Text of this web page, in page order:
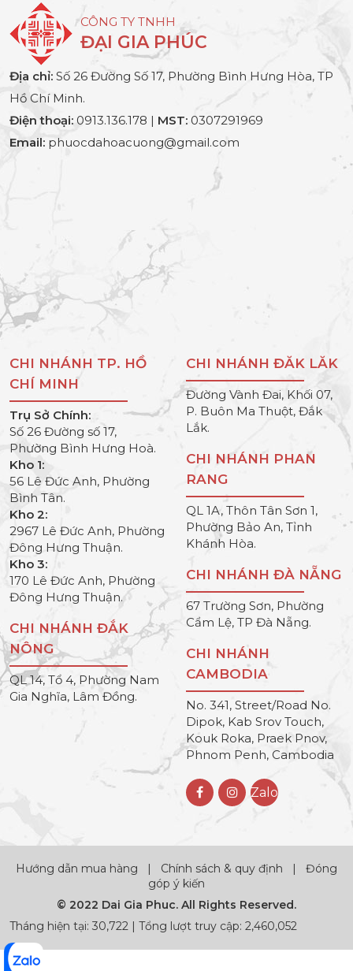
CÔNG TY TNHH
ĐẠI GIA PHÚC
Địa chỉ: Số 26 Đường Số 17, Phường Bình Hưng Hòa, TP
Hồ Chí Minh.
Điện thoại: 0913.136.178 | MST: 0307291969
Email: phuocdahoacuong@gmail.com
CHI NHÁNH TP. HỒ
CHÍ MINH
Trụ Sở Chính:
Số 26 Đường số 17,
Phường Bình Hưng Hoà.
Kho 1:
56 Lê Đức Anh, Phường
Bình Tân.
Kho 2:
2967 Lê Đức Anh, Phường
Đông Hưng Thuận.
Kho 3:
170 Lê Đức Anh, Phường
Đông Hưng Thuận.
CHI NHÁNH ĐẮK
NÔNG
QL 14, Tổ 4, Phường Nam
Gia Nghĩa, Lâm Đồng.
CHI NHÁNH ĐĂK LĂK
Đường Vành Đai, Khối 07,
P. Buôn Ma Thuột, Đắk
Lắk.
CHI NHÁNH PHAN
RANG
QL 1A, Thôn Tân Sơn 1,
Phường Bảo An, Tỉnh
Khánh Hòa.
CHI NHÁNH ĐÀ NẴNG
67 Trường Sơn, Phường
Cẩm Lệ, TP Đà Nẵng.
CHI NHÁNH
CAMBODIA
No. 341, Street/Road No.
Dipok, Kab Srov Touch,
Kouk Roka, Praek Pnov,
Phnom Penh, Cambodia
Zalo
Hướng dẫn mua hàng | Chính sách & quy định | Đóng
góp ý kiến
© 2022 Dai Gia Phuc. All Rights Reserved.
Tháng hiện tại: 30,722 | Tổng lượt truy cập: 2,460,052